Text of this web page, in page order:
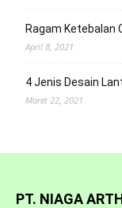
Ragam Ketebalan
April 8, 2021
4 Jenis Desain
Maret 22, 2021
PT. NIAGA